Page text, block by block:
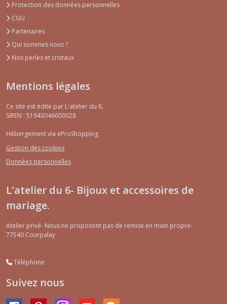
Protection des données personnelles
CGU
Partenaires
Qui sommes nous ?
Nos perles et cristaux
Mentions légales
Ce site est édité par L'atelier du 6.
SIREN : 51943046600028
Hébergement via eProShopping
Gestion des cookies
Données personnelles
L'atelier du 6- Bijoux et accessoires de
mariage.
Atelier privé- Nous ne proposont pas de remise en main propre-
77540 Courpalay
Téléphone
Suivez nous